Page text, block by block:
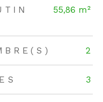
55,86 m²
2
3